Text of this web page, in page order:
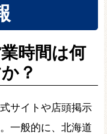
時間は何
？
サイトや店頭掲示
一般的に、北海道